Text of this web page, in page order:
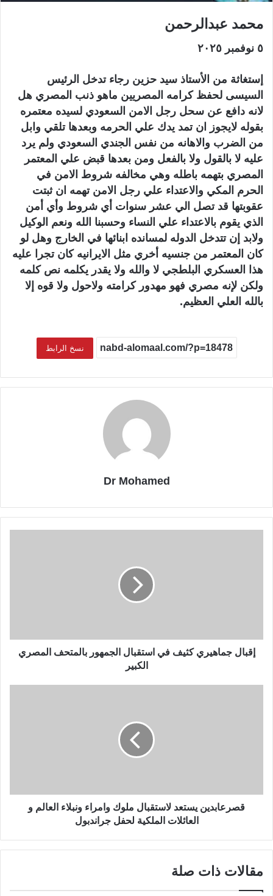
محمد عبدالرحمن
٥ نوفمبر ٢٠٢٥
إستغاثة من الأستاذ سيد حزين رجاء تدخل الرئيس
السيسى لحفظ كرامه المصريين ماهو ذنب المصري هل
لانه دافع عن سحل رجل الامن السعودي لسيده معتمره
بقوله لايجوز ان تمد يدك علي الحرمه وبعدها تلقي وابل
من الضرب والاهانه من نفس الجندي السعودي ولم يرد
عليه لا بالقول ولا بالفعل ومن بعدها قبض علي المعتمر
المصري بتهمه باطله وهي مخالفه شروط الامن في
الحرم المكي والاعتداء علي رجل الامن تهمه ان ثبتت
عقوبتها قد تصل الي عشر سنوات أي شروط وأي أمن
الذي يقوم بالاعتداء علي النساء وحسبنا الله ونعم الوكيل
ولابد إن تتدخل الدوله لمسانده ابنائها في الخارج وهل لو
كان المعتمر من جنسيه أخري مثل الايرانيه كان تجرا عليه
هذا العسكري البلطجي لا والله ولا يقدر يكلمه نص كلمه
ولكن لإنه مصري فهو مهدور كرامته ولاحول ولا قوه إلا
بالله العلي العظيم.
نسخ الرابط
Dr Mohamed
إقبال جماهيري كثيف في استقبال الجمهور بالمتحف المصري
الكبير
قصرعابدين يستعد لاستقبال ملوك وامراء ونبلاء العالم و
العائلات الملكية لحفل جراندبول
مقالات ذات صلة